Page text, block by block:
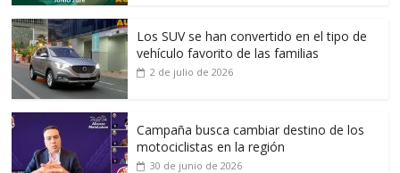
Los SUV se han convertido en el tipo de
vehículo favorito de las familias
2 de julio de 2026
Campaña busca cambiar destino de los
motociclistas en la región
30 de junio de 2026